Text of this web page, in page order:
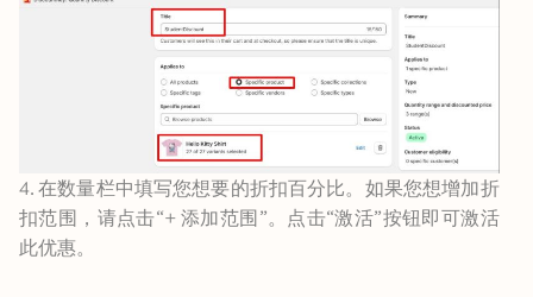
4. 在数量栏中填写您想要的折扣百分比。如果您想增加折
扣范围，请点击“+ 添加范围”。点击“激活”按钮即可激活
此优惠。